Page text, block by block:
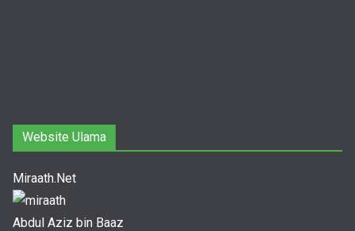
Website Ulama
Miraath.Net
Abdul Aziz bin Baaz